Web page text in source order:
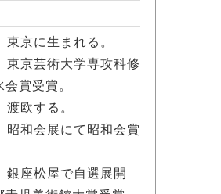
京に生まれる。
京芸術大学専攻科修
賞受賞。
欧する。
和会展にて昭和会賞
座松屋で自選展開